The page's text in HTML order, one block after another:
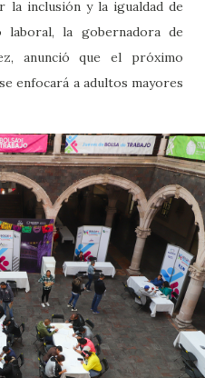
inclusión y la igualdad de
la gobernadora de
anunció que el próximo
enfocará a adultos mayores